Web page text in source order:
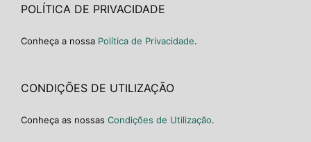
POLÍTICA DE PRIVACIDADE
Conheça a nossa Política de Privacidade.
CONDIÇÕES DE UTILIZAÇÃO
Conheça as nossas Condições de Utilização.